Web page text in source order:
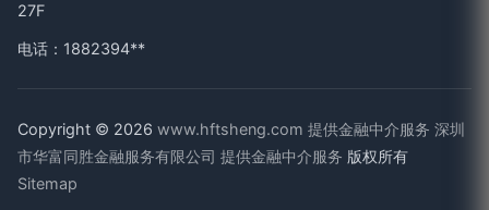
27F
电话：1882394**
Copyright © 2026 www.hftsheng.com 提供金融中介服务 深圳
市华富同胜金融服务有限公司 提供金融中介服务 版权所有
Sitemap